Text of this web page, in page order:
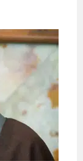
Bingöl
Bitlis
Bolu
Burdur
Bursa
Çanakkale